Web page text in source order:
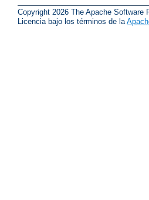
Copyright 2026 The Apache Software
Licencia bajo los términos de la